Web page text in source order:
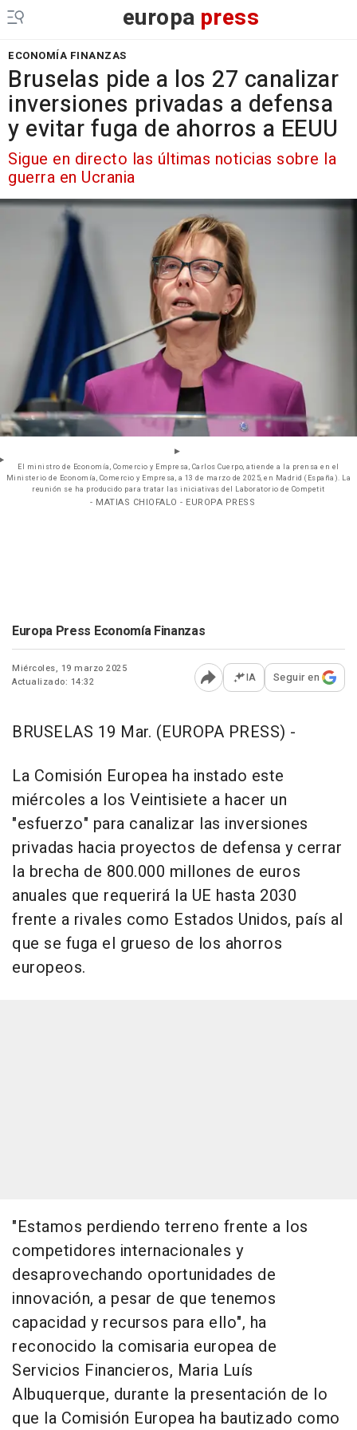
europa press
ECONOMÍA FINANZAS
Bruselas pide a los 27 canalizar
inversiones privadas a defensa
y evitar fuga de ahorros a EEUU
Sigue en directo las últimas noticias sobre la
guerra en Ucrania
El ministro de Economía, Comercio y Empresa, Carlos Cuerpo, atiende a la prensa en el
Ministerio de Economía, Comercio y Empresa, a 13 de marzo de 2025, en Madrid (España). La
reunión se ha producido para tratar las iniciativas del Laboratorio de Competit
- MATIAS CHIOFALO - EUROPA PRESS
Europa Press Economía Finanzas
Miércoles, 19 marzo 2025
Actualizado: 14:32
Abrir opciones para
IA Seguir en
BRUSELAS 19 Mar. (EUROPA PRESS) -
La Comisión Europea ha instado este
miércoles a los Veintisiete a hacer un
"esfuerzo" para canalizar las inversiones
privadas hacia proyectos de defensa y cerrar
la brecha de 800.000 millones de euros
anuales que requerirá la UE hasta 2030
frente a rivales como Estados Unidos, país al
que se fuga el grueso de los ahorros
europeos.
"Estamos perdiendo terreno frente a los
competidores internacionales y
desaprovechando oportunidades de
innovación, a pesar de que tenemos
capacidad y recursos para ello", ha
reconocido la comisaria europea de
Servicios Financieros, Maria Luís
Albuquerque, durante la presentación de lo
que la Comisión Europea ha bautizado como